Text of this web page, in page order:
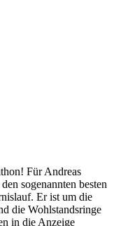
Für Andreas
sogenannten besten
Er ist um die
die Wohlstandsringe
in die Anzeige